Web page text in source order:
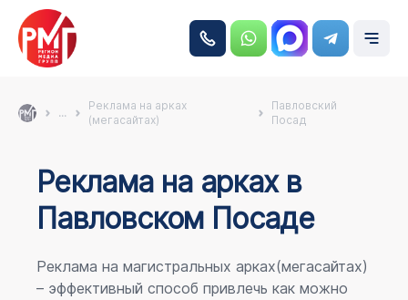
...
Реклама на арках
(мегасайтах)
Павловский
Посад
Реклама на аркаx в
Павловском Посаде
Реклама на магистральных арках(мегасайтах)
– эффективный способ привлечь как можно